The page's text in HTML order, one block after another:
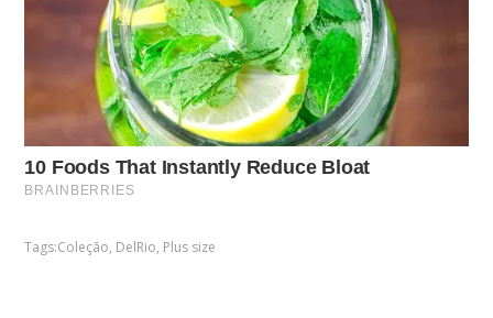
Tags:Coleção, DelRio, Plus size